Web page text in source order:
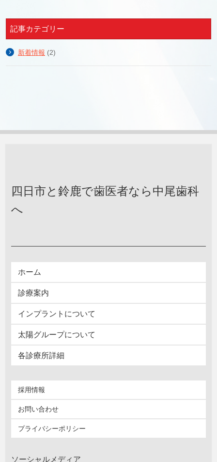
記事カテゴリー
新着情報 (2)
四日市と鈴鹿で歯医者なら中尾歯科
へ
ホーム
診療案内
インプラントについて
太陽グループについて
各診療所詳細
採用情報
お問い合わせ
プライバシーポリシー
ソーシャルメディア